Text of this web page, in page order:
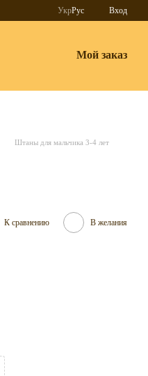
УкрРус Вход
Мой заказ
Штаны для мальчика 3-4 лет
К сравнению В желания